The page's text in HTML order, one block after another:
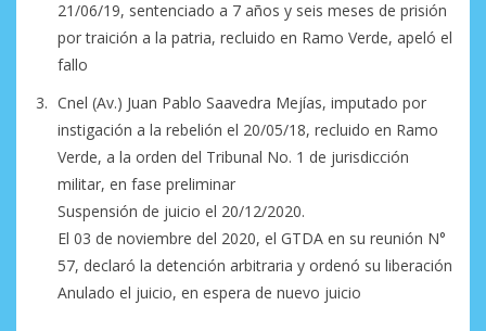
21/06/19, sentenciado a 7 años y seis meses de prisión
por traición a la patria, recluido en Ramo Verde, apeló el
fallo
Cnel (Av.) Juan Pablo Saavedra Mejías, imputado por
instigación a la rebelión el 20/05/18, recluido en Ramo
Verde, a la orden del Tribunal No. 1 de jurisdicción
militar, en fase preliminar
Suspensión de juicio el 20/12/2020.
El 03 de noviembre del 2020, el GTDA en su reunión N°
57, declaró la detención arbitraria y ordenó su liberación
Anulado el juicio, en espera de nuevo juicio